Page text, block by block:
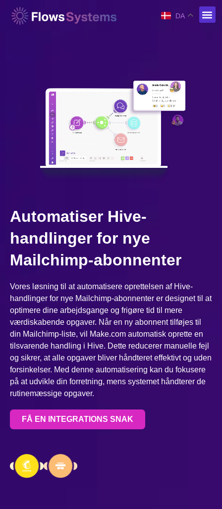
DA
Automatiser Hive-
handlinger for nye
Mailchimp-abonnenter
Vores løsning til at automatisere oprettelsen af Hive-
handlinger for nye Mailchimp-abonnenter er designet til at
optimere dine arbejdsgange og frigøre tid til mere
værdiskabende opgaver. Når en ny abonnent tilføjes til
din Mailchimp-liste, vil Make.com automatisk oprette en
tilsvarende handling i Hive. Dette reducerer manuelle fejl
og sikrer, at alle opgaver bliver håndteret effektivt og uden
forsinkelser. Med denne automatisering kan du fokusere
på at udvikle din forretning, mens systemet håndterer de
rutinemæssige opgaver.
FÅ EN INTEGRATIONS SNAK